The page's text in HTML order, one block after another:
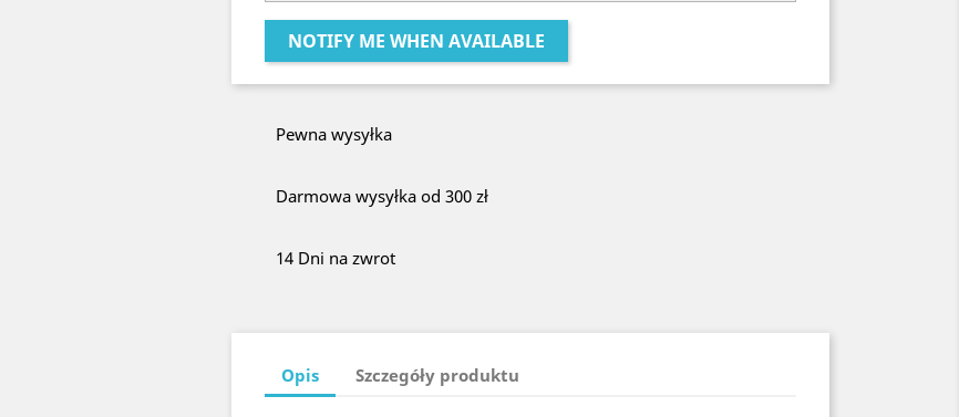
NOTIFY ME WHEN AVAILABLE
Pewna wysyłka
Darmowa wysyłka od 300 zł
14 Dni na zwrot
Opis Szczegóły produktu